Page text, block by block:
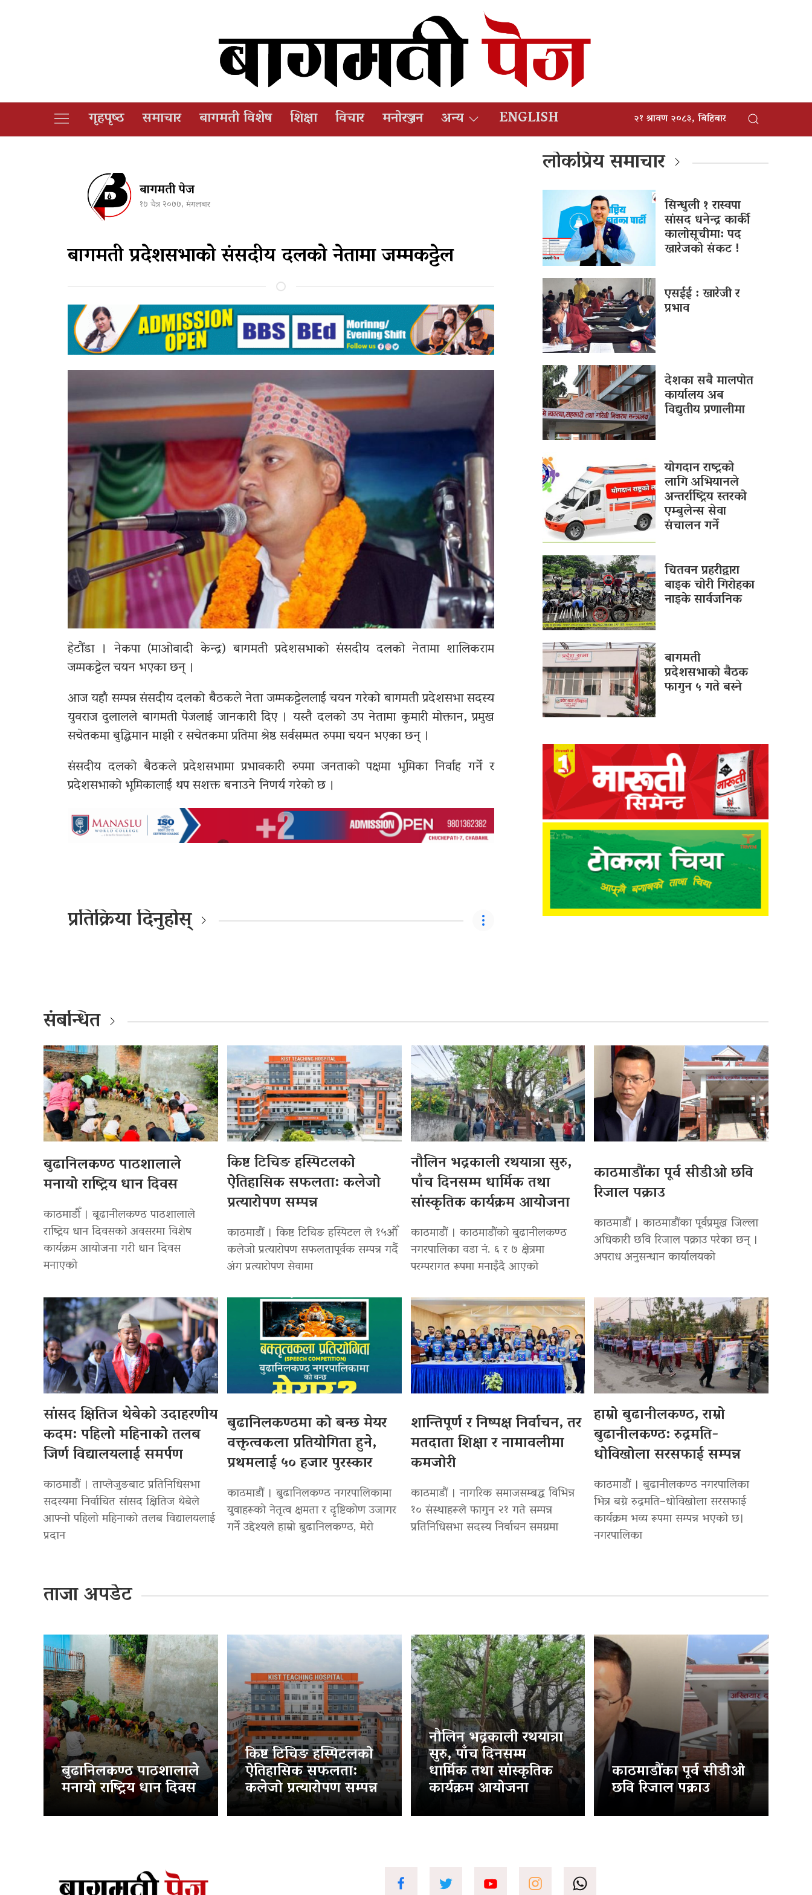
गृहपृष्‍ठ समाचार बागमती विशेष शिक्षा विचार मनोरञ्जन अन्य ENGLISH २१ श्रावण २०८३, बिहिबार
बागमती पेज
१७ चैत्र २०७७, मंगलबार
बागमती प्रदेशसभाको संसदीय दलको नेतामा जम्मकट्टेल
हेटौंडा । नेकपा (माओवादी केन्द्र) बागमती प्रदेशसभाको संसदीय दलको नेतामा शालिकराम
जम्मकट्टेल चयन भएका छन् ।
आज यहाँ सम्पन्न संसदीय दलको बैठकले नेता जम्मकट्टेललाई चयन गरेको बागमती प्रदेशसभा सदस्य
युवराज दुलालले बागमती पेजलाई जानकारी दिए । यस्तै दलको उप नेतामा कुमारी मोक्तान, प्रमुख
सचेतकमा बुद्धिमान माझी र सचेतकमा प्रतिमा श्रेष्ठ सर्वसम्मत रुपमा चयन भएका छन् ।
संसदीय दलको बैठकले प्रदेशसभामा प्रभावकारी रुपमा जनताको पक्षमा भूमिका निर्वाह गर्ने र
प्रदेशसभाको भूमिकालाई थप सशक्त बनाउने निणर्य गरेको छ ।
प्रतिक्रिया दिनुहोस्
लोकप्रिय समाचार
सिन्धुली १ रास्वपा
सांसद धनेन्द्र कार्की
कालोसूचीमा: पद
खारेजको संकट !
एसईई : खारेजी र
प्रभाव
देशका सबै मालपोत
कार्यालय अब
विद्युतीय प्रणालीमा
योगदान राष्ट्रको
लागि अभियानले
अन्तर्राष्ट्रिय स्तरको
एम्बुलेन्स सेवा
संचालन गर्ने
चितवन प्रहरीद्वारा
बाइक चोरी गिरोहका
नाइके सार्वजनिक
बागमती
प्रदेशसभाको बैठक
फागुन ५ गते बस्ने
संबन्धित
बुढानिलकण्ठ पाठशालाले
मनायो राष्ट्रिय धान दिवस
काठमाडौँ । बूढानीलकण्ठ पाठशालाले
राष्ट्रिय धान दिवसको अवसरमा विशेष
कार्यक्रम आयोजना गरी धान दिवस
मनाएको
किष्ट टिचिङ हस्पिटलको
ऐतिहासिक सफलता: कलेजो
प्रत्यारोपण सम्पन्न
काठमाडौं । किष्ट टिचिङ हस्पिटल ले १५औँ
कलेजो प्रत्यारोपण सफलतापूर्वक सम्पन्न गर्दै
अंग प्रत्यारोपण सेवामा
नौलिन भद्रकाली रथयात्रा सुरु,
पाँच दिनसम्म धार्मिक तथा
सांस्कृतिक कार्यक्रम आयोजना
काठमाडौं । काठमाडौंको बुढानीलकण्ठ
नगरपालिका वडा नं. ६ र ७ क्षेत्रमा
परम्परागत रूपमा मनाइँदै आएको
काठमाडौंका पूर्व सीडीओ छवि
रिजाल पक्राउ
काठमाडौं । काठमाडौंका पूर्वप्रमुख जिल्ला
अधिकारी छवि रिजाल पक्राउ परेका छन् ।
अपराध अनुसन्धान कार्यालयको
सांसद क्षितिज थेबेको उदाहरणीय
कदम: पहिलो महिनाको तलब
जिर्ण विद्यालयलाई समर्पण
काठमाडौं । ताप्लेजुङबाट प्रतिनिधिसभा
सदस्यमा निर्वाचित सांसद क्षितिज थेबेले
आफ्नो पहिलो महिनाको तलब विद्यालयलाई
प्रदान
बुढानिलकण्ठमा को बन्छ मेयर
वक्तृत्वकला प्रतियोगिता हुने,
प्रथमलाई ५० हजार पुरस्कार
काठमाडौं । बुढानिलकण्ठ नगरपालिकामा
युवाहरूको नेतृत्व क्षमता र दृष्टिकोण उजागर
गर्ने उद्देश्यले हाम्रो बुढानिलकण्ठ, मेरो
शान्तिपूर्ण र निष्पक्ष निर्वाचन, तर
मतदाता शिक्षा र नामावलीमा
कमजोरी
काठमाडौं । नागरिक समाजसम्बद्ध विभिन्न
१० संस्थाहरूले फागुन २१ गते सम्पन्न
प्रतिनिधिसभा सदस्य निर्वाचन समग्रमा
हाम्रो बुढानीलकण्ठ, राम्रो
बुढानीलकण्ठ: रुद्रमति-
धोविखोला सरसफाई सम्पन्न
काठमाडौं । बुढानीलकण्ठ नगरपालिका
भित्र बग्ने रुद्रमति–धोविखोला सरसफाई
कार्यक्रम भव्य रूपमा सम्पन्न भएको छ।
नगरपालिका
ताजा अपडेट
बुढानिलकण्ठ पाठशालाले
मनायो राष्ट्रिय धान दिवस
किष्ट टिचिङ हस्पिटलको
ऐतिहासिक सफलता:
कलेजो प्रत्यारोपण सम्पन्न
नौलिन भद्रकाली रथयात्रा
सुरु, पाँच दिनसम्म
धार्मिक तथा सांस्कृतिक
कार्यक्रम आयोजना
काठमाडौंका पूर्व सीडीओ
छवि रिजाल पक्राउ